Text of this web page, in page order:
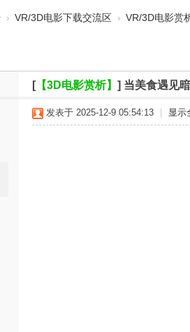
› VR/3D电影下载交流区 › VR/3D电影赏
[【3D电影赏析】 ] 当美食遇见
发表于 2025-12-9 05:54:13 显示